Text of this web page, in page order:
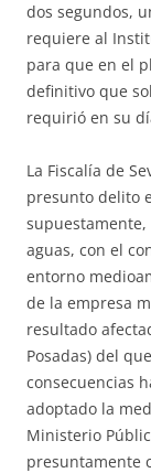
dos segundos,
requiere al
para que en el
definitivo que
requirió en su
La Fiscalía de
presunto delito
aguas, con el
entorno
de la empresa
resultado
Posadas) del
consecuencias
adoptado la
Ministerio
presuntamente